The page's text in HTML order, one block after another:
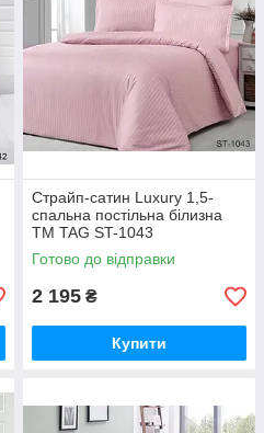
Страйп-сатин Luxury 1,5-
спальна постільна білизна
ТМ TAG ST-1043
Готово до відправки
2 195 ₴
Купити